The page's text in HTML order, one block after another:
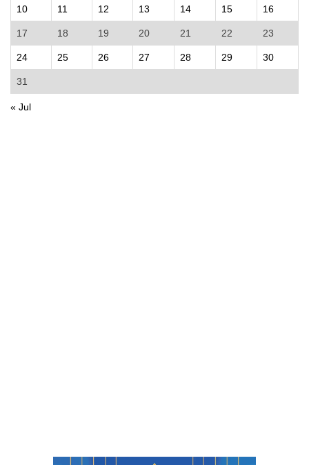
10 11 12 13 14 15 16
17 18 19 20 21 22 23
24 25 26 27 28 29 30
31
« Jul